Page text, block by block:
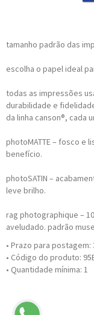
tamanho padrão das
escolha o papel ideal
todas as impressões
durabilidade e
da linha canson®, cada
photoMATTE – fosco e
benefício.
photoSATIN –
leve brilho.
rag photographique –
aveludado. padrão
• Prazo para postagem:
• Código do produto:
• Quantidade mínima: 1